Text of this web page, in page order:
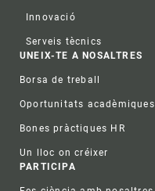
Innovació
Serveis tècnics
UNEIX-TE A NOSALTRES
Borsa de treball
Oportunitats acadèmiques
Bones pràctiques HR
Un lloc on créixer
PARTICIPA